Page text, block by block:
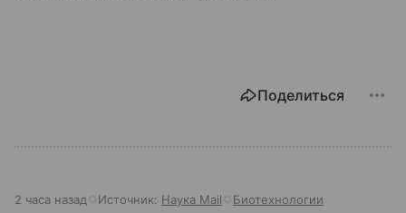
Поделиться
2 часа назад Источник: Наука Mail Биотехнологии